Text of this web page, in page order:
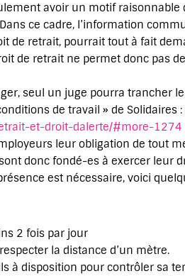
avoir un motif
ce cadre, l’information
de retrait, pourrait tout à fait
de retrait ne permet donc pas
seul un juge pourra trancher
de travail » de Solidaires :
et-droit-dalerte/#more-1274
leur obligation de tout
donc fondé-es à exercer leur
est nécessaire, voici
2 fois par jour
la distance d’un mètre.
à disposition pour contrôler sa